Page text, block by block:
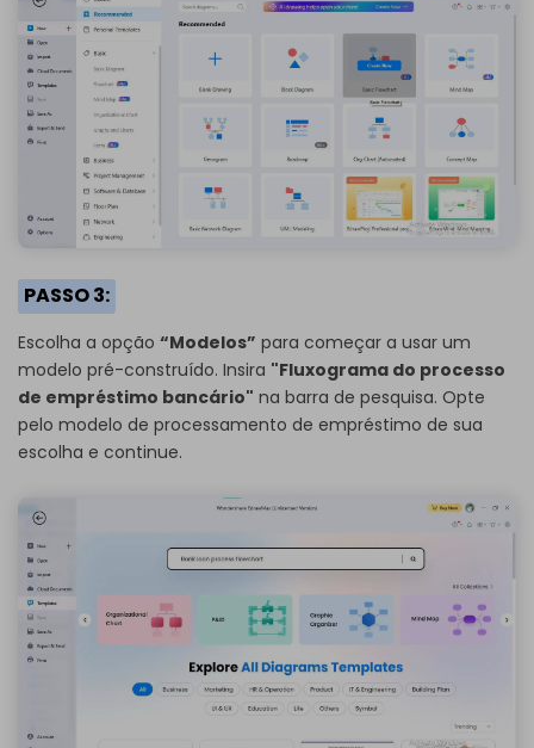
PASSO 3:
Escolha a opção “Modelos” para começar a usar um
modelo pré-construído. Insira "Fluxograma do processo
de empréstimo bancário" na barra de pesquisa. Opte
pelo modelo de processamento de empréstimo de sua
escolha e continue.